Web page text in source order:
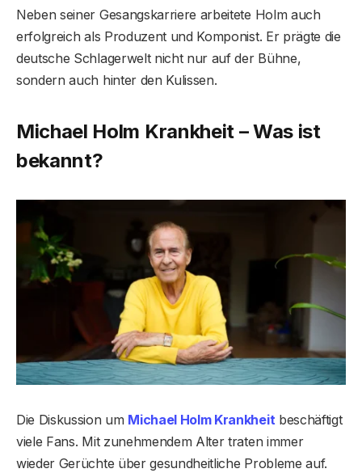
Neben seiner Gesangskarriere arbeitete Holm auch
erfolgreich als Produzent und Komponist. Er prägte die
deutsche Schlagerwelt nicht nur auf der Bühne,
sondern auch hinter den Kulissen.
Michael Holm Krankheit – Was ist
bekannt?
Die Diskussion um Michael Holm Krankheit beschäftigt
viele Fans. Mit zunehmendem Alter traten immer
wieder Gerüchte über gesundheitliche Probleme auf.